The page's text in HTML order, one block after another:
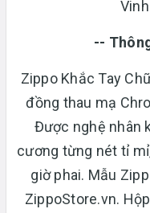
--
Zippo Khắc Tay
đồng thau mạ
Được nghệ nhân
cương từng nét tỉ
giờ phai. Mẫu
ZippoStore.vn.